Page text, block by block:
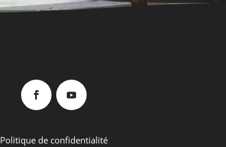
Politique de confidentialité